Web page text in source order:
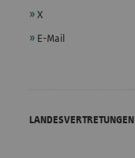
X
E-Mail
LANDESVERTRETUNGEN